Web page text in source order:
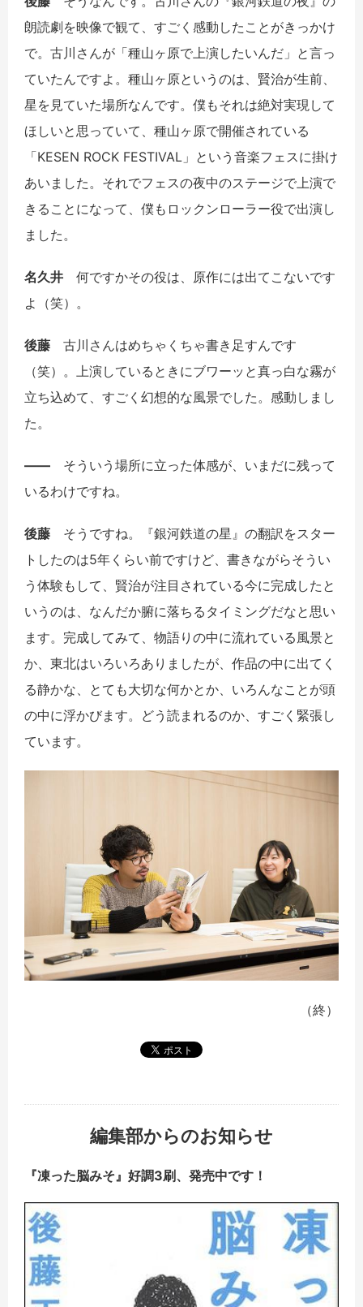
朗読劇を映像で観て、すごく感動したことがきっかけ
で。古川さんが「種山ヶ原で上演したいんだ」と言っ
ていたんですよ。種山ヶ原というのは、賢治が生前、
星を見ていた場所なんです。僕もそれは絶対実現して
ほしいと思っていて、種山ヶ原で開催されている
「KESEN ROCK FESTIVAL」という音楽フェスに掛け
あいました。それでフェスの夜中のステージで上演で
きることになって、僕もロックンローラー役で出演し
ました。
名久井 何ですかその役は、原作には出てこないです
よ（笑）。
後藤 古川さんはめちゃくちゃ書き足すんです
（笑）。上演しているときにブワーッと真っ白な霧が
立ち込めて、すごく幻想的な風景でした。感動しまし
た。
―― そういう場所に立った体感が、いまだに残って
いるわけですね。
後藤 そうですね。『銀河鉄道の星』の翻訳をスター
トしたのは5年くらい前ですけど、書きながらそうい
う体験もして、賢治が注目されている今に完成したと
いうのは、なんだか腑に落ちるタイミングだなと思い
ます。完成してみて、物語りの中に流れている風景と
か、東北はいろいろありましたが、作品の中に出てく
る静かな、とても大切な何かとか、いろんなことが頭
の中に浮かびます。どう読まれるのか、すごく緊張し
ています。
（終）
編集部からのお知らせ
『凍った脳みそ』好調3刷、発売中です！